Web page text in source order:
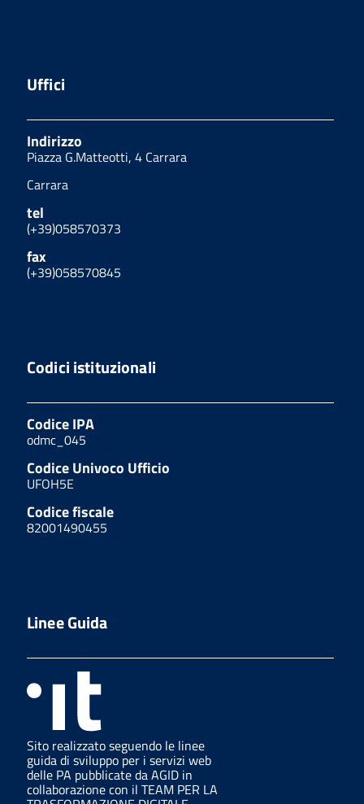
Uffici
Indirizzo
Piazza G.Matteotti, 4 Carrara
Carrara
tel
(+39)058570373
fax
(+39)058570845
Codici istituzionali
Codice IPA
odmc_045
Codice Univoco Ufficio
UFOH5E
Codice fiscale
82001490455
Linee Guida
Sito realizzato seguendo le linee
guida di sviluppo per i servizi web
delle PA pubblicate da AGID in
collaborazione con il TEAM PER LA